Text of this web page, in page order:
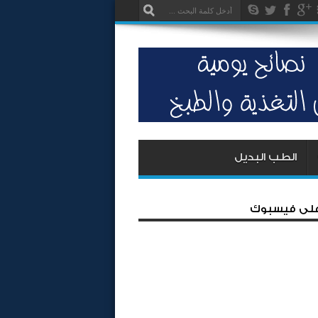
الطب البديل
على فيسبوك